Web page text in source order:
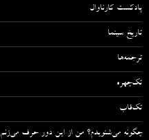
پادکست کارناوال
تاریخ سینما
ترجمه‌ها
تک‌چهره
تک‌قاب
چگونه می‌شنویدم؟ من از این دور حرف می‌زنم